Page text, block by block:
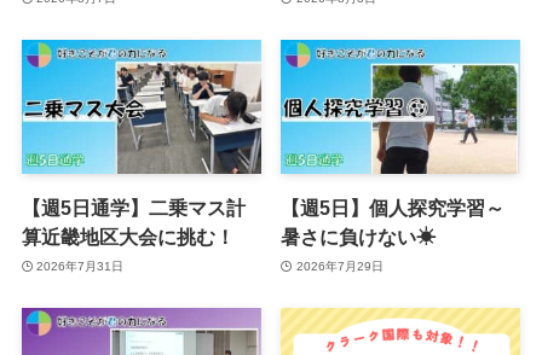
【週5日通学】二乗マス計
算近畿地区大会に挑む！
2026年7月31日
【週5日】個人探究学習～
暑さに負けない☀
2026年7月29日